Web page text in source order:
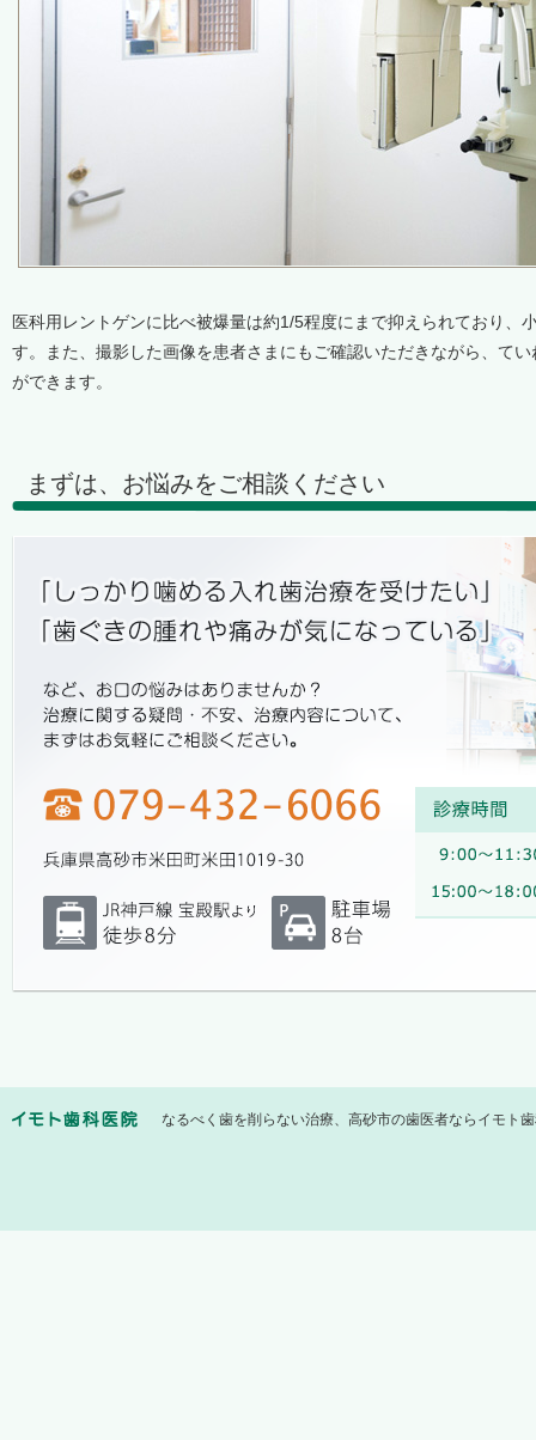
医科用レントゲンに比べ被爆量は約1/5程度にまで抑えられており、
す。また、撮影した画像を患者さまにもご確認いただきながら、て
ができます。
まずは、お悩みをご相談ください
なるべく歯を削らない治療、高砂市の歯医者ならイモト